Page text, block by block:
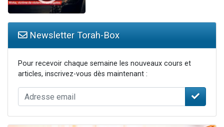
Newsletter Torah-Box
Pour recevoir chaque semaine les nouveaux cours et
articles, inscrivez-vous dès maintenant :